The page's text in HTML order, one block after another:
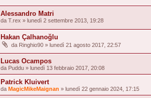
Alessandro Matri
da T.rex » lunedì 2 settembre 2013, 19:28
Hakan Çalhanoğlu
da Ringhio90 » lunedì 21 agosto 2017, 22:57
Lucas Ocampos
da Puddu » lunedì 13 febbraio 2017, 20:08
Patrick Kluivert
da MagicMikeMaignan » lunedì 22 gennaio 2024, 17:15